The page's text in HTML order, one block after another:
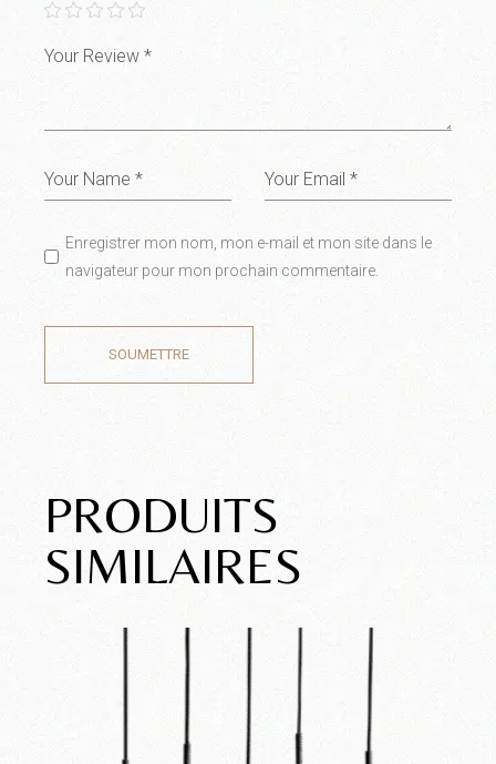
Enregistrer mon nom, mon e-mail et mon site dans le
navigateur pour mon prochain commentaire.
SOUMETTRE
PRODUITS
SIMILAIRES